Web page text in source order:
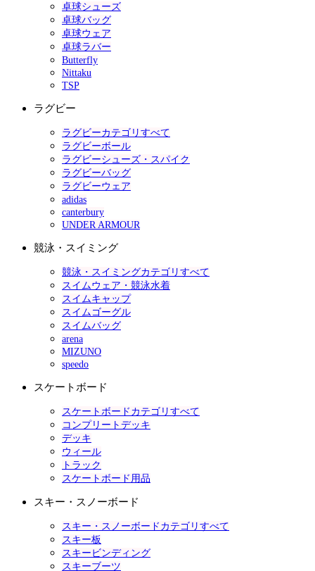
卓球シューズ
卓球バッグ
卓球ウェア
卓球ラバー
Butterfly
Nittaku
TSP
ラグビー
ラグビーカテゴリすべて
ラグビーボール
ラグビーシューズ・スパイク
ラグビーバッグ
ラグビーウェア
adidas
canterbury
UNDER ARMOUR
競泳・スイミング
競泳・スイミングカテゴリすべて
スイムウェア・競泳水着
スイムキャップ
スイムゴーグル
スイムバッグ
arena
MIZUNO
speedo
スケートボード
スケートボードカテゴリすべて
コンプリートデッキ
デッキ
ウィール
トラック
スケートボード用品
スキー・スノーボード
スキー・スノーボードカテゴリすべて
スキー板
スキービンディング
スキーブーツ